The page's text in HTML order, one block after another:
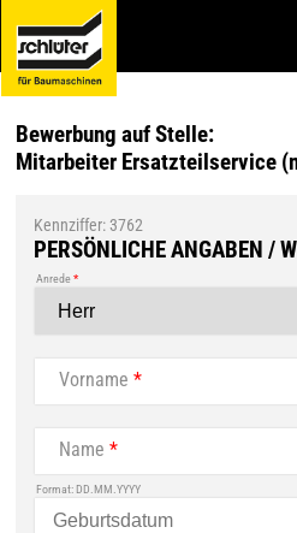
Bewerbung auf Stelle:
Mitarbeiter Ersatzteilservice
Kennziffer: 3762
PERSÖNLICHE ANGABEN /
Anrede*
Vorname *
Name *
Format: DD.MM.YYYY